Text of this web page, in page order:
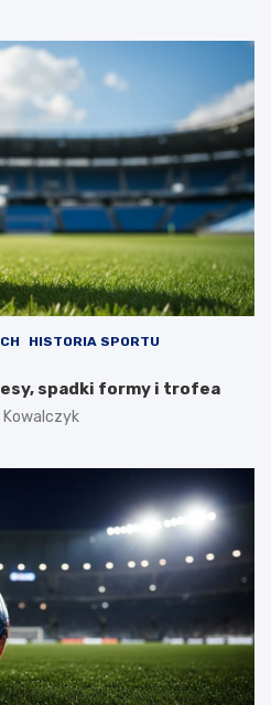
HISTORIA SPORTU
spadki formy i trofea
Kowalczyk